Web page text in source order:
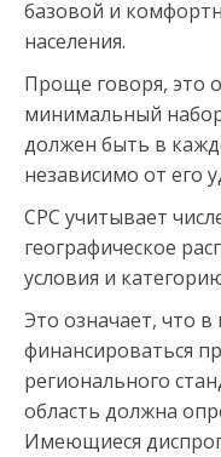
базовой и
населения.
Проще говоря, это
минимальный
должен быть в
независимо от его
СРС учитывает
географическое
условия и
Это означает, что
финансироваться
регионального
область должна
Имеющиеся